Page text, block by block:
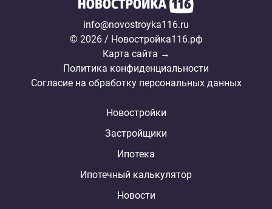
info@novostroyka116.ru
© 2026 / Новостройка116.рф
Карта сайта →
Политика конфиденциальности
Согласие на обработку персональных данных
Новостройки
Застройщики
Ипотека
Ипотечный калькулятор
Новости